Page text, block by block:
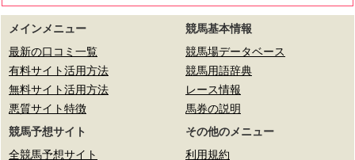
メインメニュー
最新の口コミ一覧
有料サイト活用方法
無料サイト活用方法
悪質サイト特徴
競馬基本情報
競馬場データベース
競馬用語辞典
レース情報
馬券の説明
競馬予想サイト
全競馬予想サイト
その他のメニュー
利用規約